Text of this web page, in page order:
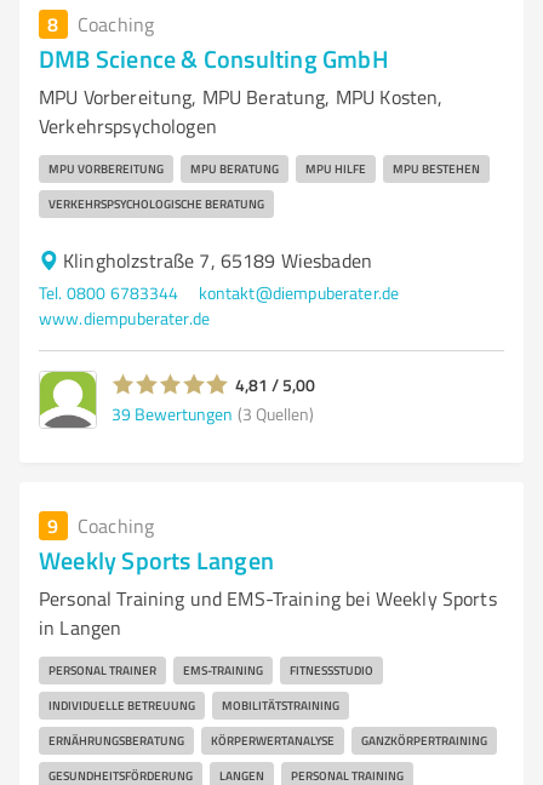
8 Coaching
DMB Science & Consulting GmbH
MPU Vorbereitung, MPU Beratung, MPU Kosten,
Verkehrspsychologen
MPU VORBEREITUNG MPU BERATUNG MPU HILFE MPU BESTEHEN
VERKEHRSPSYCHOLOGISCHE BERATUNG
Klingholzstraße 7, 65189 Wiesbaden
Tel. 0800 6783344
kontakt@diempuberater.de
www.diempuberater.de
4,81 / 5,00
39 Bewertungen (3 Quellen)
9 Coaching
Weekly Sports Langen
Personal Training und EMS-Training bei Weekly Sports
in Langen
PERSONAL TRAINER EMS-TRAINING FITNESSSTUDIO
INDIVIDUELLE BETREUUNG MOBILITÄTSTRAINING
ERNÄHRUNGSBERATUNG KÖRPERWERTANALYSE GANZKÖRPERTRAINING
GESUNDHEITSFÖRDERUNG LANGEN PERSONAL TRAINING